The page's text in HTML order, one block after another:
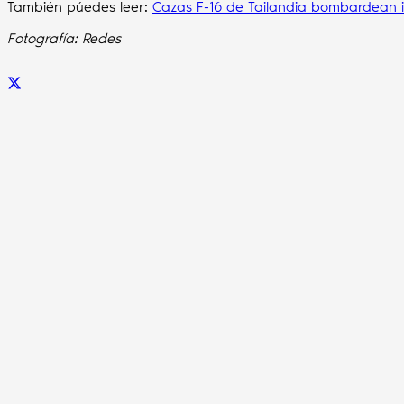
También púedes leer: Cazas F-16 de Tailandia
Fotografía: Redes